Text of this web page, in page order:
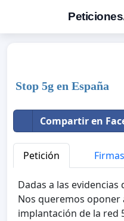
Stop 5g en España
Compartir en
Petición Firmas
Dadas a las
Nos queremos oponer
implantación de la red